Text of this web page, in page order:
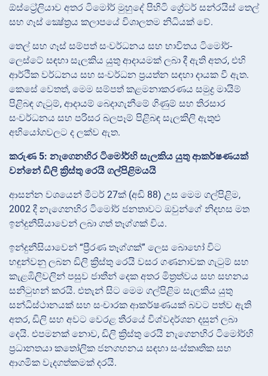
ඕස්ට්‍රේලියාව අතර ටිමෝර් මුහුදේ පිහිටි ග්‍රේටර් සන්රයිස් තෙල්
සහ ගෑස් ක්‍ෂේත්‍රය කලාපයේ විශාලතම නිධියක් වේ.
තෙල් සහ ගෑස් සම්පත් සංවර්ධනය සහ භාවිතය ටිමෝර්-
ලෙස්ටේ සඳහා සැලකිය යුතු ආදායමක් ලබා දී ඇති අතර, එහි
ආර්ථික වර්ධනය සහ සංවර්ධන ප්‍රයත්න සඳහා දායක වී ඇත.
කෙසේ වෙතත්, මෙම සම්පත් කළමනාකරණය සමුද්‍ර මායිම්
පිළිබඳ ගැටුම්, ආදායම් බෙදාගැනීමේ ගිණුම් සහ තිරසාර
සංවර්ධනය සහ පරිසර බලපෑම් පිළිබඳ සැලකිලි ඇතුළු
අභියෝගවලට ද ලක්ව ඇත.
කරුණ 5: නැගෙනහිර ටිමෝර්හි සැලකිය යුතු ආකර්ෂණයක්
වන්නේ ඩිලි ක්‍රිස්තු රෙයි ගල්පිළිමයයි
ආසන්න වශයෙන් මීටර් 27ක් (අඩි 88) උස මෙම ගල්පිළිම,
2002 දී නැගෙනහිර ටිමෝර් ජනතාවට ඔවුන්ගේ නිදහස මත
ඉන්දුනීසියාවෙන් ලබා ගත් තෑග්ගක් විය.
ඉන්දුනීසියාවෙන් “ප්‍රී‍රණ තෑග්ගක්” ලෙස බොහෝ විට
හඳුන්වනු ලබන ඩිලි ක්‍රිස්තු රෙයි වසර ගණනාවක ගැටුම් සහ
කැළඹිලිවලින් පසුව ජාතීන් දෙක අතර මිත්‍රත්වය සහ සහනය
සනිටුහන් කරයි. එතැන් සිට මෙම ගල්පිළිම සැලකිය යුතු
සන්ධිස්ථානයක් සහ සංචාරක ආකර්ෂණයක් බවට පත්ව ඇති
අතර, ඩිලි සහ අවට වෙරළ තීරයේ විශ්වදර්ශන දසුන් ලබා
දෙයි. එපමනක් නොව, ඩිලි ක්‍රිස්තු රෙයි නැගෙනහිර ටිමෝර්හි
ප්‍රධානතයා කතෝලික ජනගහනය සඳහා සංස්කෘතික සහ
ආගමික වැදගත්කමක් දරයි.